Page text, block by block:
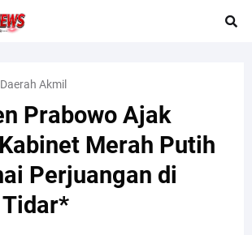
Akmil
Prabowo Ajak
Merah Putih
Perjuangan di